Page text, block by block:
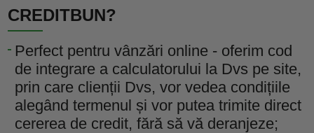
CREDITBUN?
Perfect pentru vânzări online - oferim cod
de integrare a calculatorului la Dvs pe site,
prin care clienții Dvs, vor vedea condițiile
alegând termenul și vor putea trimite direct
cererea de credit, fără să vă deranjeze;